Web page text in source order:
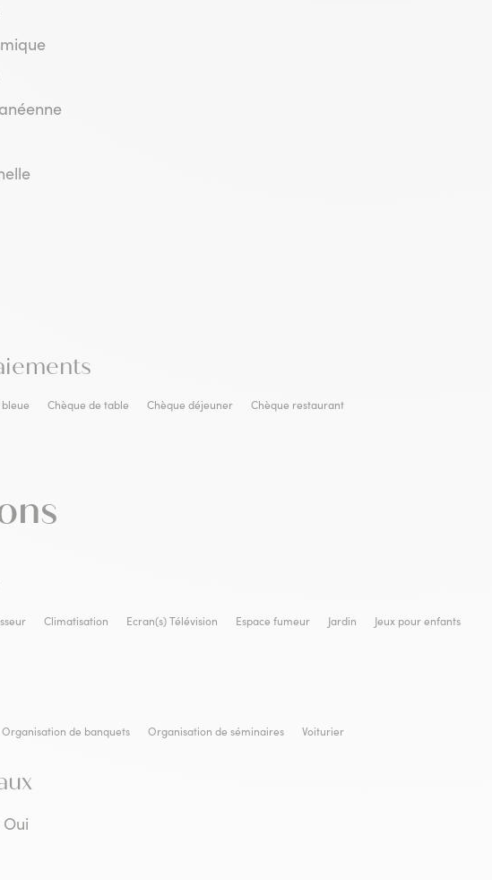
Chèque de table Chèque déjeuner Chèque restaurant
Climatisation Ecran(s) Télévision Espace fumeur Jardin Jeux pour enfants
Organisation de banquets Organisation de séminaires Voiturier